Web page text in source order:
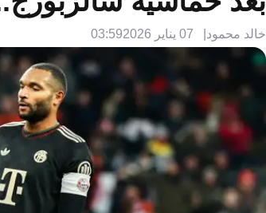
خالد محمود 07 يناير 2026 03:59